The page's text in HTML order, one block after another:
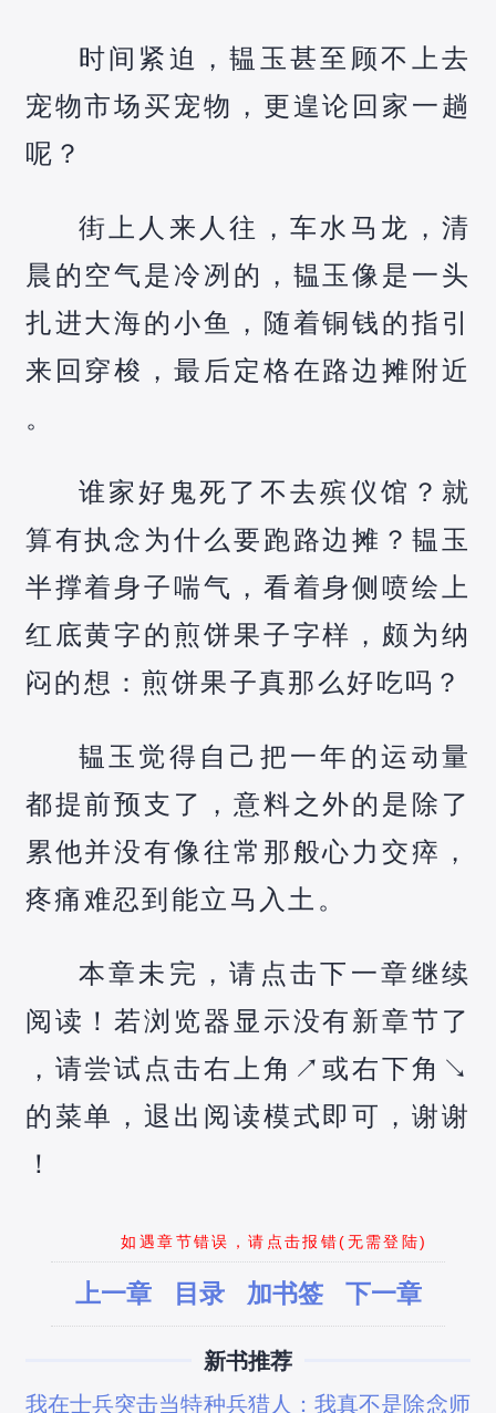
时间紧迫，韫玉甚至顾不上去
宠物市场买宠物，更遑论回家一趟
呢？
街上人来人往，车水马龙，清
晨的空气是冷冽的，韫玉像是一头
扎进大海的小鱼，随着铜钱的指引
来回穿梭，最后定格在路边摊附近
。
谁家好鬼死了不去殡仪馆？就
算有执念为什么要跑路边摊？韫玉
半撑着身子喘气，看着身侧喷绘上
红底黄字的煎饼果子字样，颇为纳
闷的想：煎饼果子真那么好吃吗？
韫玉觉得自己把一年的运动量
都提前预支了，意料之外的是除了
累他并没有像往常那般心力交瘁，
疼痛难忍到能立马入土。
本章未完，请点击下一章继续
阅读！若浏览器显示没有新章节了
，请尝试点击右上角↗️或右下角↘️
的菜单，退出阅读模式即可，谢谢
！
如遇章节错误，请点击报错(无需登陆)
上一章 目录 加书签 下一章
新书推荐
我在士兵突击当特种兵猎人：我真不是除念师